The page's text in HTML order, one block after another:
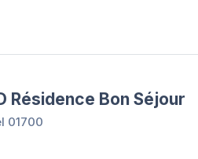
Résidence Bon Séjour
01700